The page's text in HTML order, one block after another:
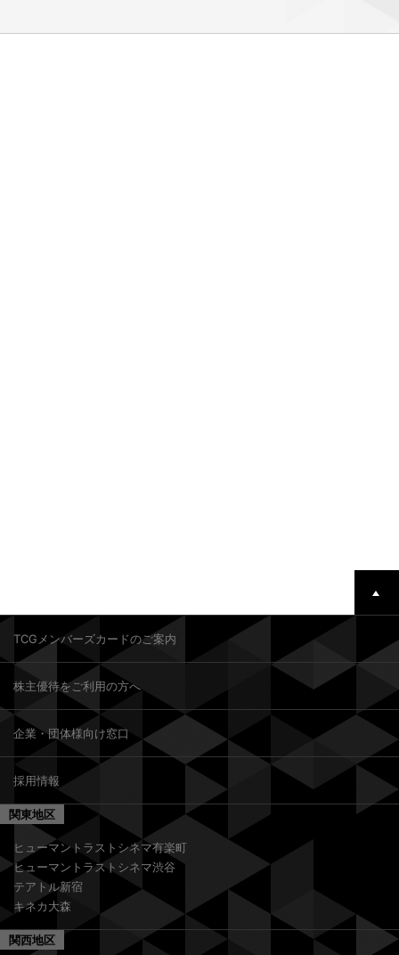
TCGメンバーズカードのご案内
株主優待をご利用の方へ
企業・団体様向け窓口
採用情報
関東地区
ヒューマントラストシネマ有楽町
ヒューマントラストシネマ渋谷
テアトル新宿
キネカ大森
関西地区